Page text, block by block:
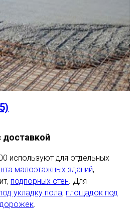
доставкой
используют для отдельных
малоэтажных зданий,
подпорных стен. Для
укладку пола, площадок под
.